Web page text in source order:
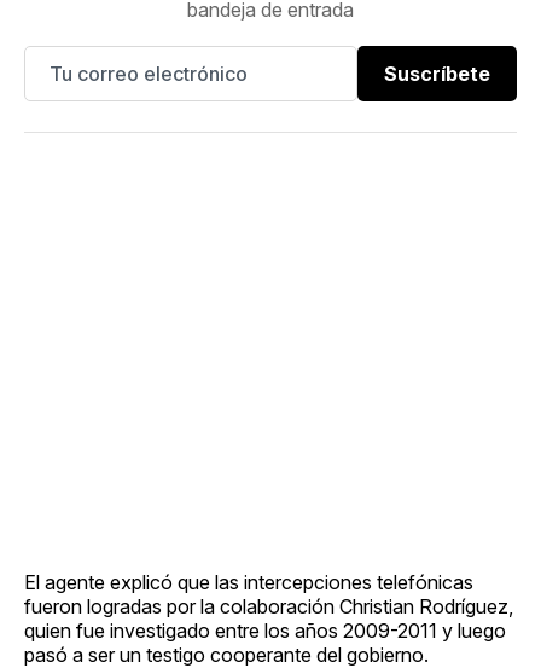
bandeja de entrada
Suscríbete
El agente explicó que las intercepciones telefónicas
fueron logradas por la colaboración Christian Rodríguez,
quien fue investigado entre los años 2009-2011 y luego
pasó a ser un testigo cooperante del gobierno.